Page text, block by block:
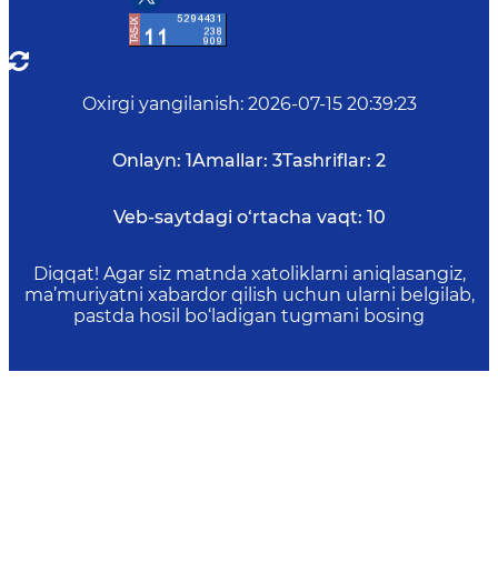
Oxirgi yangilanish: 2026-07-15 20:39:23
Onlayn: 1Amallar: 3Tashriflar: 2
Veb-saytdagi o‘rtacha vaqt: 10
Diqqat! Agar siz matnda xatoliklarni aniqlasangiz,
ma’muriyatni xabardor qilish uchun ularni belgilab,
pastda hosil bo‘ladigan tugmani bosing